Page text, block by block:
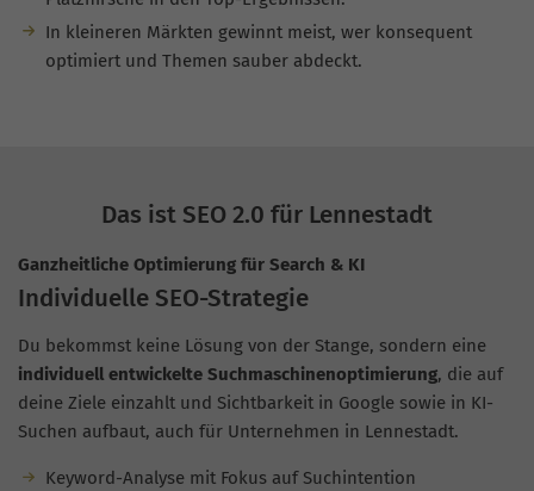
In kleineren Märkten gewinnt meist, wer konsequent
optimiert und Themen sauber abdeckt.
Das ist SEO 2.0 für Lennestadt
Ganzheitliche Optimierung für Search & KI
Individuelle SEO-Strategie
Du bekommst keine Lösung von der Stange, sondern eine
individuell entwickelte Suchmaschinenoptimierung, die auf
deine Ziele einzahlt und Sichtbarkeit in Google sowie in KI-
Suchen aufbaut, auch für Unternehmen in Lennestadt.
Keyword-Analyse mit Fokus auf Suchintention